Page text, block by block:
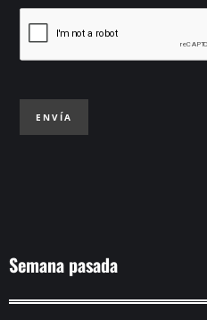
ENVÍA
Semana pasada